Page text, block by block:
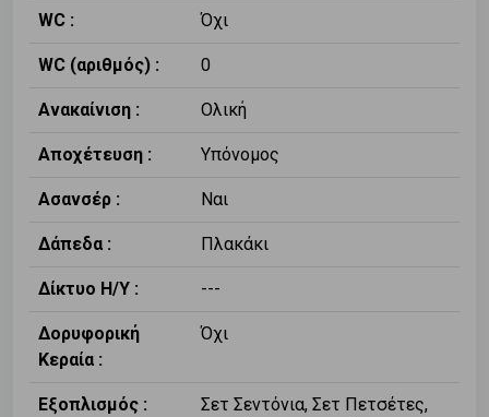
WC : Όχι
WC (αριθμός) : 0
Ανακαίνιση : Ολική
Αποχέτευση : Υπόνομος
Ασανσέρ : Ναι
Δάπεδα : Πλακάκι
Δίκτυο Η/Υ : ---
Δορυφορική
Κεραία :
Όχι
Εξοπλισμός :
Σετ Σεντόνια, Σετ Πετσέτες,